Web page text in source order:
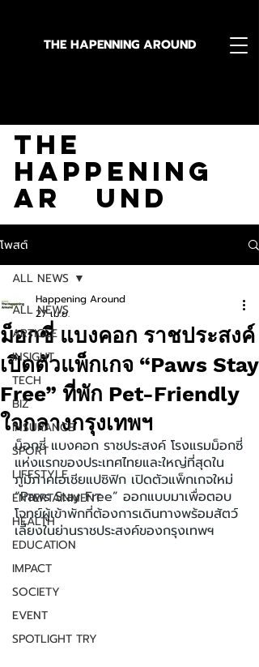
THE HAPENNING AROUND
The
Happening
Ar und
โพสต์
ALL NEWS
ARTICLE
INSIGHT
TECH
BIZ
INSURANCE
SPORT
LIFESTYLE
ENTERTAINMENT
HEALTH
EDUCATION
IMPACT
SOCIETY
EVENT
SPOTLIGHT TRY
ALL NEWS
ม็อกซี่ แบงคอก ราชประสงค์
เปิดตัวแพ็กเกจ “Paws Stay
Free” ที่พัก Pet-Friendly
ใจกลางกรุงเทพฯ
Happening Around
27 เม.ย.
ม็อกซี่ แบงคอก ราชประสงค์ โรงแรมม็อกซี่
แห่งแรกของประเทศไทยและใหญ่ที่สุดใน
ภูมิภาคเอเชียแปซิฟิก เปิดตัวแพ็กเกจใหม่
“Paws Stay Free” ออกแบบมาเพื่อตอบ
โจทย์ผู้เข้าพักที่ต้องการเดินทางพร้อมสัตว์
เลี้ยงในย่านราชประสงค์ของกรุงเทพฯ